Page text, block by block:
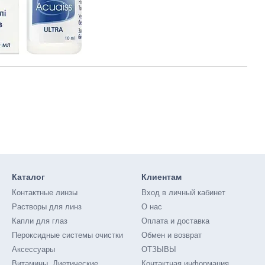
Каталог
Контактные линзы
Растворы для линз
Капли для глаз
Пероксидные системы очистки
Аксессуары
Клиентам
Вход в личный кабинет
О нас
Оплата и доставка
Обмен и возврат
ОТЗЫВЫ